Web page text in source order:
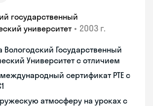
государственный
университет • 2003 г.
Вологодский Государственный
Университет с отличием
сертификат PTE с
атмосферу на уроках с